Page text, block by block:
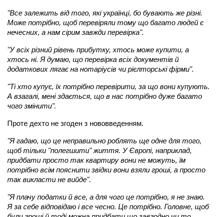
"Все залежить від того, які українці, бо бувають же різні.
Може потрібно, щоб перевіряли тому що багато людей є
нечесних, а нам сірим завжди перевірка".
"У всіх різний рівень прибутку, хтось може купити, а
хтось ні. Я думаю, що перевірка всіх документів й
додаткових лягає на нотаріусів чи рієлторські фірми".
"Ті хто купує, їх потрібно перевірити, за що вони купують.
А взагалі, мені здається, що в нас потрібно дуже багато
чого змінити".
Проте дехто не згоден з нововведенням.
"Я гадаю, що це неправильно роблять ще одне для того,
щоб тільки "полегшити" життя. У Європі, наприклад,
придбати просто так квартиру вони не можуть, їм
потрібно всім пояснити звідки вони взяли гроші, а просто
так викласти не вийде".
"Я плачу податки й все, а для чого це потрібно, я не знаю.
Я за себе відповідаю і все чесно. Це потрібно. Головне, щоб